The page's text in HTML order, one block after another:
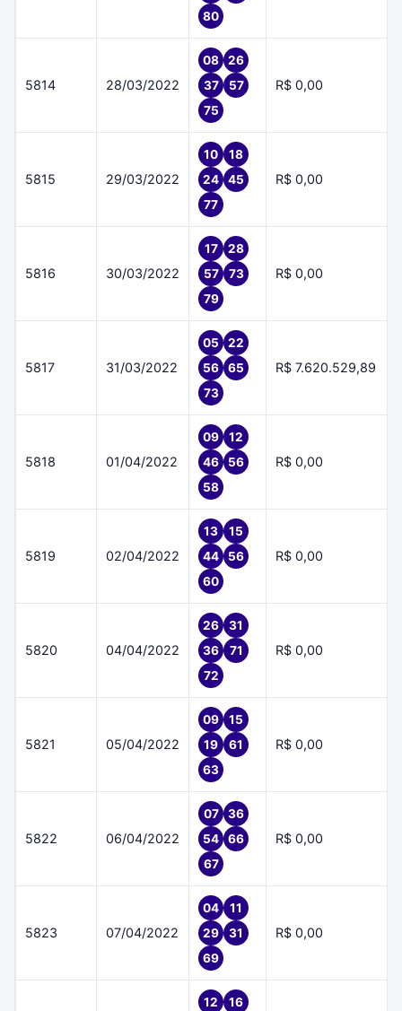
80
5814 28/03/2022
08
26
37
57
75
R$ 0,00
5815 29/03/2022
10
18
24
45
77
R$ 0,00
5816 30/03/2022
17
28
57
73
79
R$ 0,00
5817 31/03/2022
05
22
56
65
73
R$ 7.620.529,89
5818 01/04/2022
09
12
46
56
58
R$ 0,00
5819 02/04/2022
13
15
44
56
60
R$ 0,00
5820 04/04/2022
26
31
36
71
72
R$ 0,00
5821 05/04/2022
09
15
19
61
63
R$ 0,00
5822 06/04/2022
07
36
54
66
67
R$ 0,00
5823 07/04/2022
04
11
29
31
69
R$ 0,00
12
16